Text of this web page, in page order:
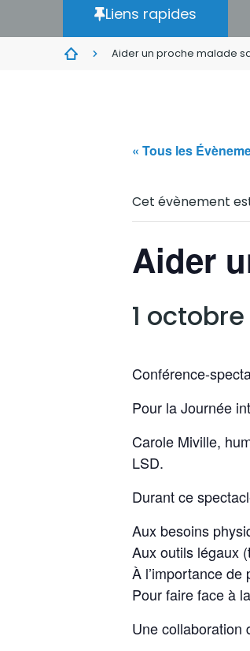
Liens rapides
Aider un proche malade
« Tous les
Cet évènement
Aider
1
Conférence-
Pour la Journée
Carole Miville,
LSD.
Durant ce
Aux besoins
Aux outils légaux
À l’importance
Pour faire face à
Une collaboration